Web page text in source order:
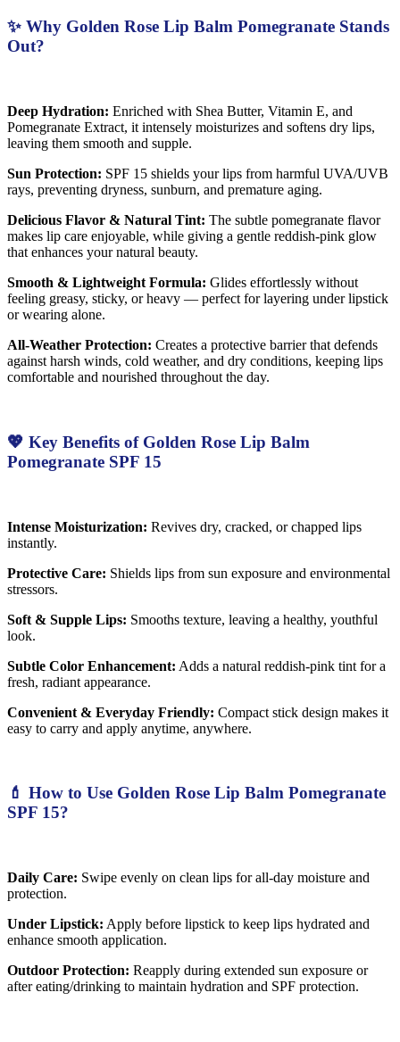
✨ Why Golden Rose Lip Balm Pomegranate Stands
Out?
Deep Hydration: Enriched with Shea Butter, Vitamin E, and
Pomegranate Extract, it intensely moisturizes and softens dry lips,
leaving them smooth and supple.
Sun Protection: SPF 15 shields your lips from harmful UVA/UVB
rays, preventing dryness, sunburn, and premature aging.
Delicious Flavor & Natural Tint: The subtle pomegranate flavor
makes lip care enjoyable, while giving a gentle reddish-pink glow
that enhances your natural beauty.
Smooth & Lightweight Formula: Glides effortlessly without
feeling greasy, sticky, or heavy — perfect for layering under lipstick
or wearing alone.
All-Weather Protection: Creates a protective barrier that defends
against harsh winds, cold weather, and dry conditions, keeping lips
comfortable and nourished throughout the day.
💖 Key Benefits of Golden Rose Lip Balm
Pomegranate SPF 15
Intense Moisturization: Revives dry, cracked, or chapped lips
instantly.
Protective Care: Shields lips from sun exposure and environmental
stressors.
Soft & Supple Lips: Smooths texture, leaving a healthy, youthful
look.
Subtle Color Enhancement: Adds a natural reddish-pink tint for a
fresh, radiant appearance.
Convenient & Everyday Friendly: Compact stick design makes it
easy to carry and apply anytime, anywhere.
💄 How to Use Golden Rose Lip Balm Pomegranate
SPF 15?
Daily Care: Swipe evenly on clean lips for all-day moisture and
protection.
Under Lipstick: Apply before lipstick to keep lips hydrated and
enhance smooth application.
Outdoor Protection: Reapply during extended sun exposure or
after eating/drinking to maintain hydration and SPF protection.